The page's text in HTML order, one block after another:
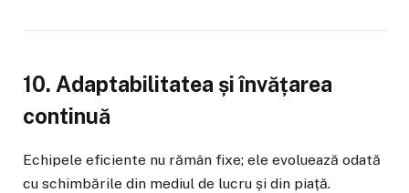
10. Adaptabilitatea și învățarea
continuă
Echipele eficiente nu rămân fixe; ele evoluează odată
cu schimbările din mediul de lucru și din piață.